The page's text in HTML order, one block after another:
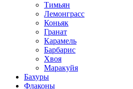
Тимьян
Лемонграсс
Коньяк
Гранат
Карамель
Барбарис
Хвоя
Маракуйя
Бахуры
Флаконы